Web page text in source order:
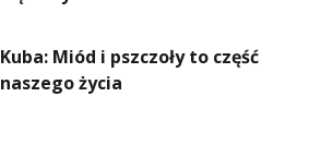
Kuba: Miód i pszczoły to część
naszego życia